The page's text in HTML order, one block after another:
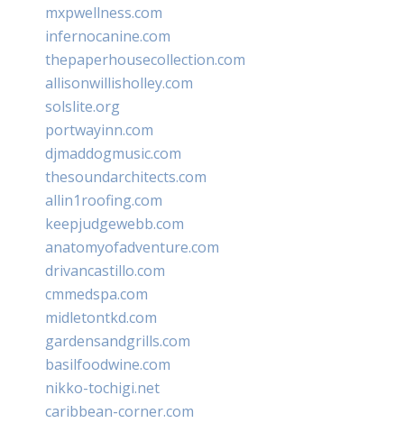
mxpwellness.com
infernocanine.com
thepaperhousecollection.com
allisonwillisholley.com
solslite.org
portwayinn.com
djmaddogmusic.com
thesoundarchitects.com
allin1roofing.com
keepjudgewebb.com
anatomyofadventure.com
drivancastillo.com
cmmedspa.com
midletontkd.com
gardensandgrills.com
basilfoodwine.com
nikko-tochigi.net
caribbean-corner.com